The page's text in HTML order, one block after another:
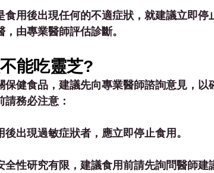
用後出現任何的不適症狀，就建議立即停
由專業醫師評估診斷。
能吃靈芝?
健食品，建議先向專業醫師諮詢意見，以
務必注意：
出現過敏症狀者，應立即停止食用。
性研究有限，建議食用前請先詢問醫師建